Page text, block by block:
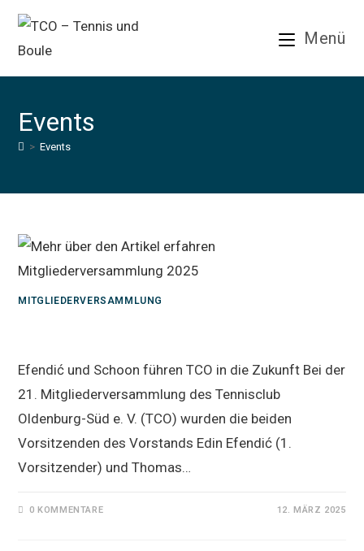
Inhalt
springen
Menü
Events
> Events
MITGLIEDERVERSAMMLUNG
Efendić und Schoon führen TCO in die Zukunft Bei der
21. Mitgliederversammlung des Tennisclub
Oldenburg-Süd e. V. (TCO) wurden die beiden
Vorsitzenden des Vorstands Edin Efendić (1.
Vorsitzender) und Thomas…
0 KOMMENTARE 12. MÄRZ 2025